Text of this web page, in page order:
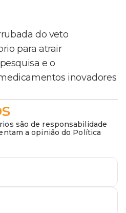
do veto
para atrair
e o
inovadores
são de responsabilidade
a opinião do Política